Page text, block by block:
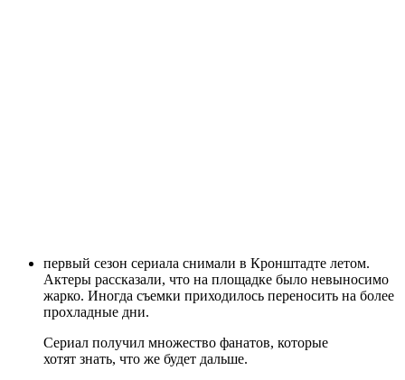
первый сезон сериала снимали в Кронштадте летом.
Актеры рассказали, что на площадке было невыносимо
жарко. Иногда съемки приходилось переносить на более
прохладные дни.
Сериал получил множество фанатов, которые
хотят знать, что же будет дальше.